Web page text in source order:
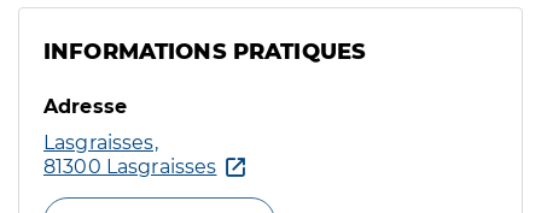
INFORMATIONS PRATIQUES
Adresse
Lasgraisses,
81300 Lasgraisses